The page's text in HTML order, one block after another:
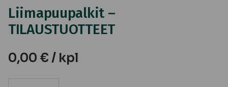
Liimapuupalkit –
TILAUSTUOTTEET
0,00 € / kpl